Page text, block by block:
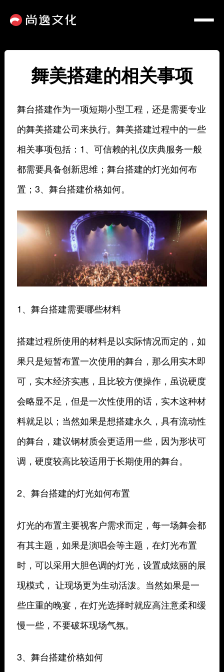
舞美搭建的相关事项
舞台搭建作为一项短期小型工程，还是需要专业
的舞美搭建公司来执行。舞美搭建过程中的一些
相关事项包括：1、可信赖的礼仪庆典服务一般
都需要具备创新思维；舞台搭建的灯光如何布
置；3、舞台搭建价格如何。
1、舞台搭建需要哪些材料
搭建过程所使用的材料是以实际情况而定的，如
果只是短暂布置一次使用的舞台，那么用实木即
可，实木经济实惠，且比较方便操作，虽说硬度
会略显不足，但是一次性使用的话，实木这种材
料就足以；当然如果是想搭建永久，具有流动性
的舞台，建议钢材质会更适用一些，因为形状可
调，硬度较高比较适用于长期使用的舞台。
2、舞台搭建的灯光如何布置
灯光的布置主要视客户需求而定，每一场舞会都
有其主题，如果是演唱会等主题，在灯光布置
时，可以采用大胆色调的灯光，设置成炫丽的展
现模式， 让现场更为生动活泼。当然如果是一
些庄重的晚宴，在灯光选择时就应高注意柔和缓
慢一些，不要破坏现场气氛。
3、舞台搭建价格如何